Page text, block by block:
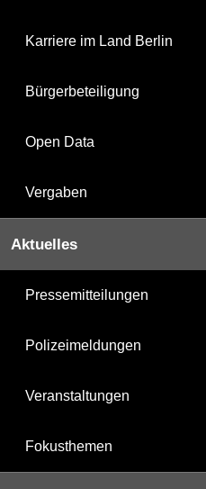
Karriere im Land Berlin
Bürgerbeteiligung
Open Data
Vergaben
Aktuelles
Pressemitteilungen
Polizeimeldungen
Veranstaltungen
Fokusthemen